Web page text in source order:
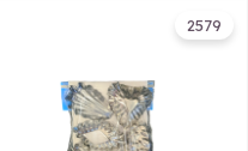
2579